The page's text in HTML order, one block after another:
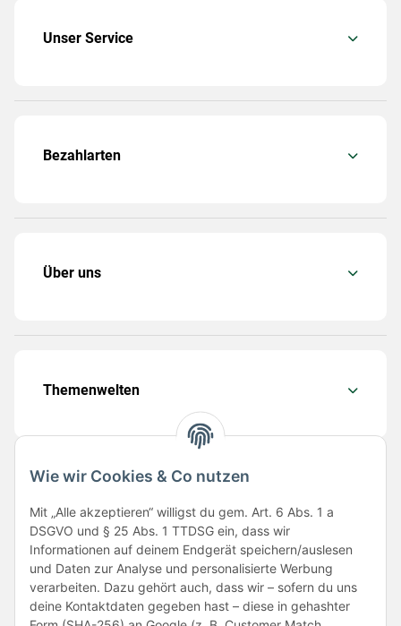
Wie wir Cookies & Co nutzen
Mit „Alle akzeptieren“ willigst du gem. Art. 6 Abs. 1 a
DSGVO und § 25 Abs. 1 TTDSG ein, dass wir
Informationen auf deinem Endgerät speichern/auslesen
und Daten zur Analyse und personalisierte Werbung
verarbeiten. Dazu gehört auch, dass wir – sofern du uns
deine Kontaktdaten gegeben hast – diese in gehashter
Unser Service
Bezahlarten
Über uns
Themenwelten
Folge uns